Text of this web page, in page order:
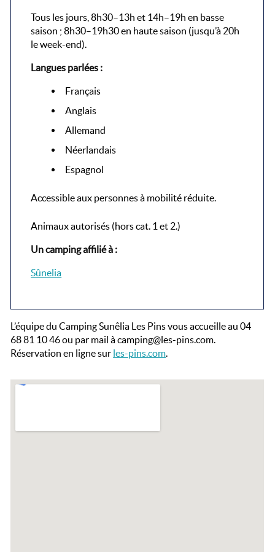
Tous les jours, 8h30–13h et 14h–19h en basse
saison ; 8h30–19h30 en haute saison (jusqu’à 20h
le week-end).
Langues parlées :
Français
Anglais
Allemand
Néerlandais
Espagnol
Accessible aux personnes à mobilité réduite.
Animaux autorisés (hors cat. 1 et 2.)
Un camping affilié à :
Sûnelia
L’équipe du Camping Sunêlia Les Pins vous accueille au 04
68 81 10 46 ou par mail à camping@les-pins.com.
Réservation en ligne sur les-pins.com.